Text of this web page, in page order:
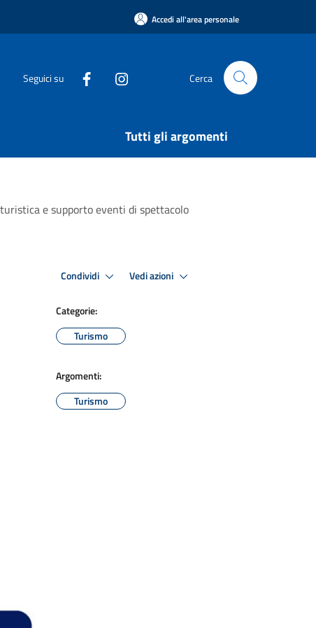
Accedi all'area personale
Seguici su Cerca
Tutti gli argomenti
e supporto eventi di spettacolo
Condividi Vedi azioni
Categorie:
Turismo
Argomenti:
Turismo